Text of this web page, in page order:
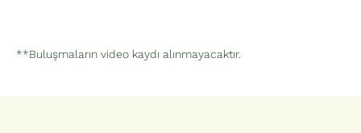
**Buluşmaların video kaydı alınmayacaktır.